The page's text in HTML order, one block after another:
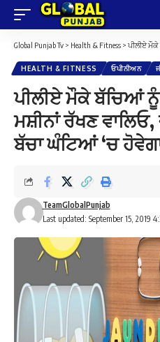
Global Punjab Tv > Health & Fitness > ਪੀਲੀਏ ਮੌਕੇ ਬੱਚਿਆਂ
HEALTH & FITNESS ਓਪੀਨੀਅਨ
ਪੀਲੀਏ ਮੌਕੇ ਬੱਚਿਆਂ
ਮਸ਼ੀਨਾਂ ਰੱਖਣ
ਬੱਚਾ ਘੰਟਿਆਂ ‘ਚ
Last updated: September 15, 2019
TeamGlobalPunjab